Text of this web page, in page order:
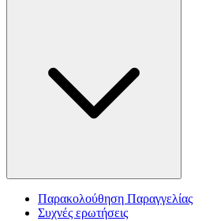
Παρακολούθηση Παραγγελίας
Συχνές ερωτήσεις